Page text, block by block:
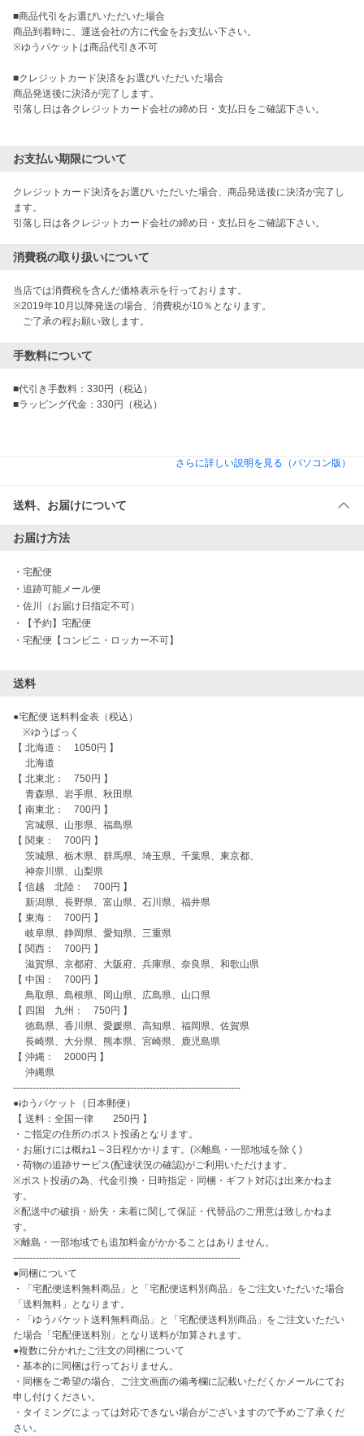
■商品代引をお選びいただいた場合
商品到着時に、運送会社の方に代金をお支払い下さい。
※ゆうパケットは商品代引き不可
■クレジットカード決済をお選びいただいた場合
商品発送後に決済が完了します。
引落し日は各クレジットカード会社の締め日・支払日をご確認下さい。
お支払い期限について
クレジットカード決済をお選びいただいた場合、商品発送後に決済が完了し
ます。
引落し日は各クレジットカード会社の締め日・支払日をご確認下さい。
消費税の取り扱いについて
当店では消費税を含んだ価格表示を行っております。
※2019年10月以降発送の場合、消費税が10％となります。
ご了承の程お願い致します。
手数料について
■代引き手数料：330円（税込）
■ラッピング代金：330円（税込）
さらに詳しい説明を見る（パソコン版）
送料、お届けについて
お届け方法
・ 宅配便
・ 追跡可能メール便
・ 佐川（お届け日指定不可）
・
【予約】宅配便
・ 宅配便【コンビニ・ロッカー不可】
送料
●宅配便 送料料金表（税込）
※ゆうぱっく
【 北海道：　1050円 】
北海道
【 北東北：　750円 】
青森県、岩手県、秋田県
【 南東北：　700円 】
宮城県、山形県、福島県
【 関東：　700円 】
茨城県、栃木県、群馬県、埼玉県、千葉県、東京都、
神奈川県、山梨県
【 信越　北陸：　700円 】
新潟県、長野県、富山県、石川県、福井県
【 東海：　700円 】
岐阜県、静岡県、愛知県、三重県
【 関西：　700円 】
滋賀県、京都府、大阪府、兵庫県、奈良県、和歌山県
【 中国：　700円 】
鳥取県、島根県、岡山県、広島県、山口県
【 四国　九州：　750円 】
徳島県、香川県、愛媛県、高知県、福岡県、佐賀県
長崎県、大分県、熊本県、宮崎県、鹿児島県
【 沖縄：　2000円 】
沖縄県
----------------------------------------------------------------------
●ゆうパケット（日本郵便）
【 送料：全国一律　　250円 】
・ご指定の住所のポスト投函となります。
・お届けには概ね1～3日程かかります。(※離島・一部地域を除く)
・荷物の追跡サービス(配達状況の確認)がご利用いただけます。
※ポスト投函の為、代金引換・日時指定・同梱・ギフト対応は出来かねま
す。
※配送中の破損・紛失・未着に関して保証・代替品のご用意は致しかねま
す。
※離島・一部地域でも追加料金がかかることはありません。
----------------------------------------------------------------------
●同梱について
・「宅配便送料無料商品」と「宅配便送料別商品」をご注文いただいた場合
「送料無料」となります。
・「ゆうパケット送料無料商品」と「宅配便送料別商品」をご注文いただい
た場合「宅配便送料別」となり送料が加算されます。
●複数に分かれたご注文の同梱について
・基本的に同梱は行っておりません。
・同梱をご希望の場合、ご注文画面の備考欄に記載いただくかメールにてお
申し付けください。
・タイミングによっては対応できない場合がございますので予めご了承くだ
さい。